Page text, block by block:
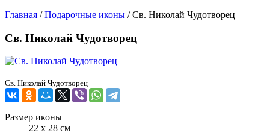
Главная /Подарочные иконы /Св. Николай Чудотворец
Св. Николай Чудотворец
Св. Николай Чудотворец
Размер иконы
22 х 28 см